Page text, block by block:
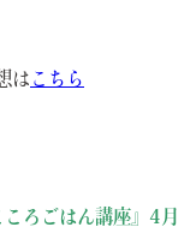
は こちら
ころごはん講座』4月